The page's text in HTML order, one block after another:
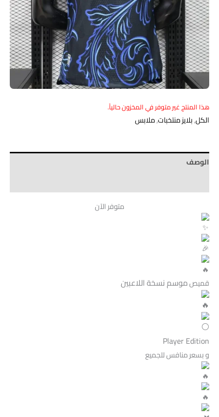
هذا المنتج غير متوفر في المخزون حالياً.
الكل,بلايز منتخبات,ملابس
الوصف
متوفر الآن
قميصموسمنسخة اللاعبين
Player Edition
و بسعر منافس للجميع